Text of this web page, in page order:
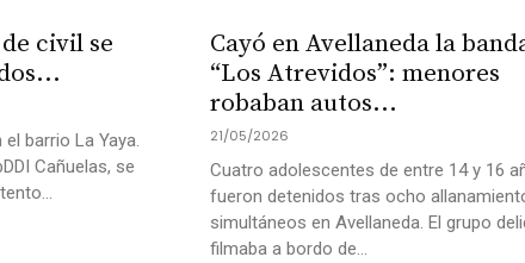
civil se
barrio La Yaya.
Cañuelas, se
Cayó en Avellaneda la
“Los Atrevidos”: menores
robaban autos...
21/05/2026
Cuatro adolescentes de entre 14 y 16
fueron detenidos tras ocho
simultáneos en Avellaneda. El grupo
filmaba a bordo de...